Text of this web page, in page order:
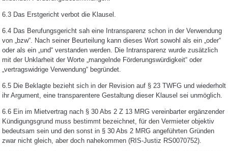
6.3 Das Erstgericht verbot die Klausel.
6.4 Das Berufungsgericht sah eine Intransparenz schon in der Verwendung
von „bzw“. Nach seiner Beurteilung kann dieses Wort sowohl als ein „oder“
oder als ein „und“ verstanden werden. Die Intransparenz wurde zusätzlich
mit der Unklarheit der Worte „mangelnde Förderungswürdigkeit“ oder
„vertragswidrige Verwendung“ begründet.
6.5 Die Beklagte bezieht sich in der Revision auf § 23 TWFG und wiederholt
ihr Argument, eine transparentere Gestaltung dieser Klausel sei unmöglich.
6.6 Ein im Mietvertrag nach § 30 Abs 2 Z 13 MRG vereinbarter ergänzender
Kündigungsgrund muss bestimmt bezeichnet, für den Vermieter objektiv
bedeutsam sein und den sonst in § 30 Abs 2 MRG angeführten Gründen
zwar nicht gleich, aber doch nahekommen (RIS-Justiz RS0070752).